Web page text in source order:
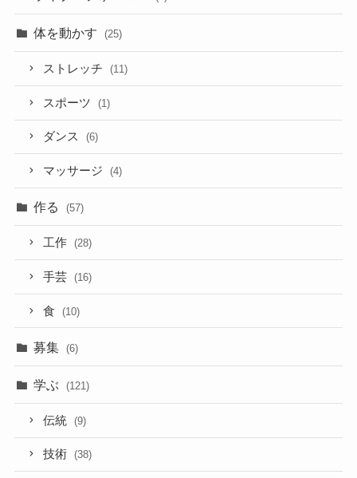
体を動かす (25)
ストレッチ (11)
スポーツ (1)
ダンス (6)
マッサージ (4)
作る (57)
工作 (28)
手芸 (16)
食 (10)
募集 (6)
学ぶ (121)
伝統 (9)
技術 (38)